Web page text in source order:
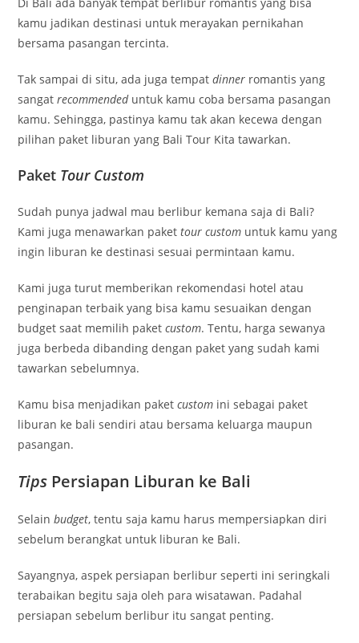
Di Bali ada banyak tempat berlibur romantis yang bisa
kamu jadikan destinasi untuk merayakan pernikahan
bersama pasangan tercinta.
Tak sampai di situ, ada juga tempatdinner romantis yang
sangatrecommended untuk kamu coba bersama pasangan
kamu. Sehingga, pastinya kamu tak akan kecewa dengan
pilihan paket liburan yang Bali Tour Kita tawarkan.
Paket Tour Custom
Sudah punya jadwal mau berlibur kemana saja di Bali?
Kami juga menawarkan pakettour custom untuk kamu yang
ingin liburan ke destinasi sesuai permintaan kamu.
Kami juga turut memberikan rekomendasi hotel atau
penginapan terbaik yang bisa kamu sesuaikan dengan
budget saat memilih paketcustom. Tentu, harga sewanya
juga berbeda dibanding dengan paket yang sudah kami
tawarkan sebelumnya.
Kamu bisa menjadikan paketcustom ini sebagai paket
liburan ke bali sendiri atau bersama keluarga maupun
pasangan.
Tips Persiapan Liburan ke Bali
Selainbudget, tentu saja kamu harus mempersiapkan diri
sebelum berangkat untuk liburan ke Bali.
Sayangnya, aspek persiapan berlibur seperti ini seringkali
terabaikan begitu saja oleh para wisatawan. Padahal
persiapan sebelum berlibur itu sangat penting.